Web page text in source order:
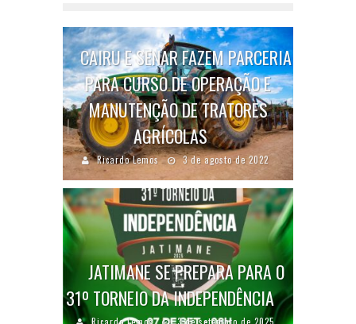
CAIRU E SENAR FAZEM PARCERIA
PARA CURSO DE OPERAÇÃO E
MANUTENÇÃO DE TRATORES
AGRÍCOLAS
Ricardo Lemos 3 de agosto de 2022
JATIMANE SE PREPARA PARA O
31º TORNEIO DA INDEPENDÊNCIA
Ricardo Lemos 3 de setembro de 2025